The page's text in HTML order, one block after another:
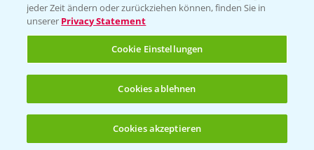
(noch 4)
KONTAKT
Hilfe in Notfällen
+49 (0)214/30-20220
jeder Zeit ändern oder zurückziehen können, finden Sie in
unserer Privacy Statement
Cookie Einstellungen
Cookies ablehnen
Cookies akzeptieren